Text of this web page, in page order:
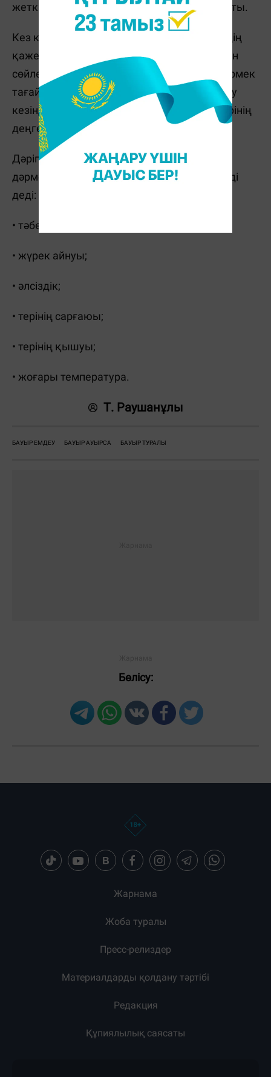
жеткіліксіздігі мен циррозға әкелетінін айтты.
Кез келген ауру үшін антибиотиктерді ішудің
қажеті жоқ. Дәрі ішуден бұрын терапевтпен
сөйлескен дұрыс. Ал егер сізге көп дәрі-дәрмек
тағайындалған болса, емдеуге дейін, емдеу
кезінде және одан кейін бауыр ферменттерінің
деңгейін бақылау маңызды.
Дәрігер мына белгілер бауырдың дәрі-
дәрмектен қатты зардап шегетінін білдіреді
деді:
• тәбет жоғалуы;
• жүрек айнуы;
• әлсіздік;
• терінің сарғаюы;
• терінің қышуы;
• жоғары температура.
Т. Раушанұлы
БАУЫР ЕМДЕУ БАУЫР АУЫРСА БАУЫР ТУРАЛЫ
Бөлісу:
Жарнама
Жоба туралы
Пресс-релиздер
Материалдарды қолдану тәртібі
Редакция
Құпиялылық саясаты